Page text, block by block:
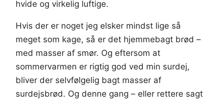
hvide og virkelig luftige.
Hvis der er noget jeg elsker mindst lige så
meget som kage, så er det hjemmebagt brød –
med masser af smør. Og eftersom at
sommervarmen er rigtig god ved min surdej,
bliver der selvfølgelig bagt masser af
surdejsbrød. Og denne gang – eller rettere sagt